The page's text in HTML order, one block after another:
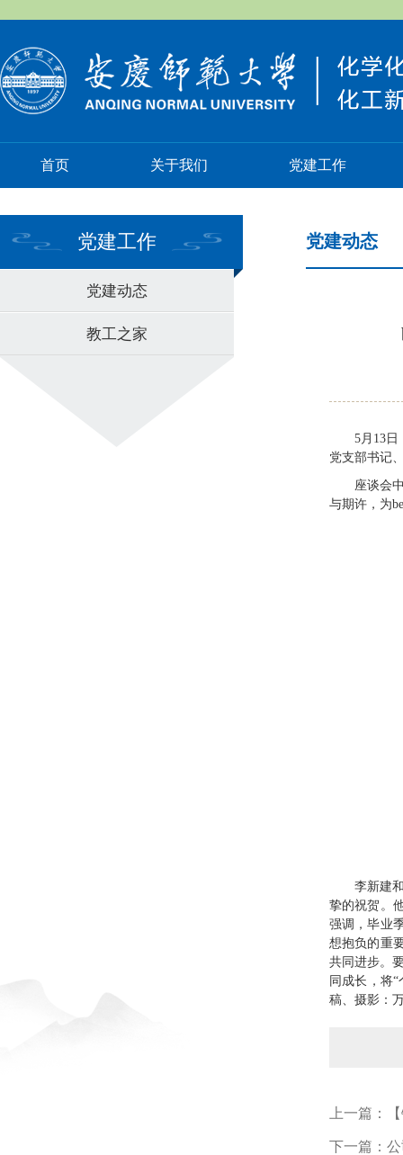
首页 关于我们 党建工作
党建工作
党建动态
教工之家
党建动态
5月13日
党支部书记
座谈会
与期许，为
李新建
挚的祝贺。
强调，毕业
想抱负的重
共同进步。
同成长，将
稿、摄影：
上一篇：
下一篇：